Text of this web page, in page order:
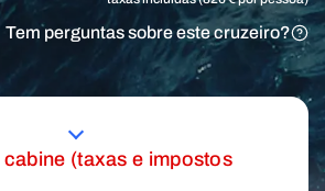
Tem perguntas sobre este cruzeiro?
(taxas e impostos